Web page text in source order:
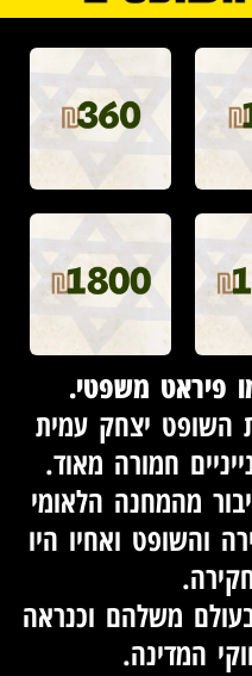
פיראט משפטי.
השופט יצחק עמית
חמורה מאוד.
מהמחנה הלאומי
והשופט ואחיו היו
משלהם וכנראה
המדינה.